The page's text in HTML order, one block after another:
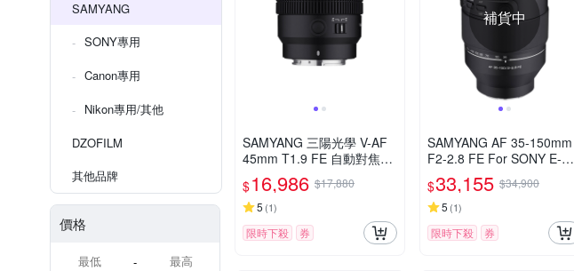
SAMYANG
SONY專用
Canon專用
Nikon專用/其他
DZOFILM
其他品牌
價格
-
SAMYANG 三陽光學 V-AF
45mm T1.9 FE 自動對焦電
影鏡 Sony FE 公司貨
$16,986 $17,880
5 (1)
限時下殺 券
補貨中
SAMYANG AF 35-150mm
F2-2.8 FE For SONY E-Mo
unt 自動對焦鏡頭 公司貨
$33,155 $34,900
5 (1)
限時下殺 券